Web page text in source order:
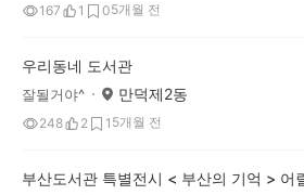
167 1 05개월 전
우리동네 도서관
잘될거야^ 만덕제2동
248 2 1 5개월 전